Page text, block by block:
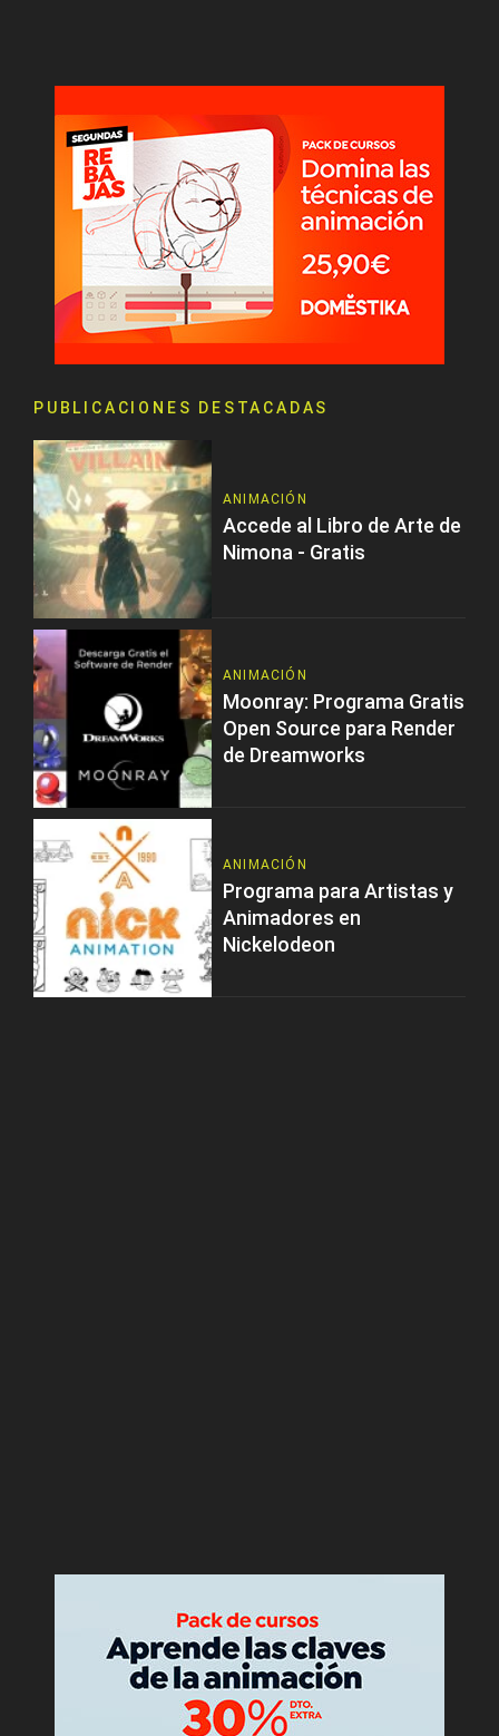
PUBLICACIONES DESTACADAS
ANIMACIÓN
Accede al Libro de Arte de
Nimona - Gratis
ANIMACIÓN
Moonray: Programa Gratis
Open Source para Render
de Dreamworks
ANIMACIÓN
Programa para Artistas y
Animadores en
Nickelodeon